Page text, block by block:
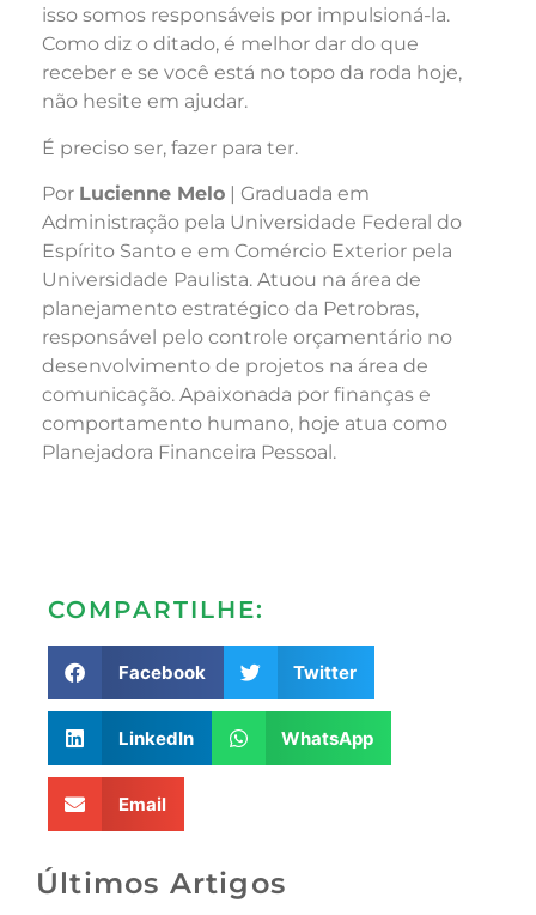
isso somos responsáveis por impulsioná-la.
Como diz o ditado, é melhor dar do que
receber e se você está no topo da roda hoje,
não hesite em ajudar.
É preciso ser, fazer para ter.
Por Lucienne Melo | Graduada em
Administração pela Universidade Federal do
Espírito Santo e em Comércio Exterior pela
Universidade Paulista. Atuou na área de
planejamento estratégico da Petrobras,
responsável pelo controle orçamentário no
desenvolvimento de projetos na área de
comunicação. Apaixonada por finanças e
comportamento humano, hoje atua como
Planejadora Financeira Pessoal.
COMPARTILHE:
Facebook Twitter
LinkedIn WhatsApp
Email
Últimos Artigos